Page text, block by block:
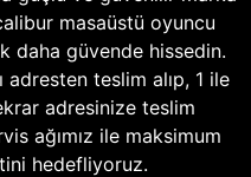
masaüstü oyuncu
daha güvende hissedin.
adresten teslim alıp, 1 ile
adresinize teslim
ağımız ile maksimum
hedefliyoruz.